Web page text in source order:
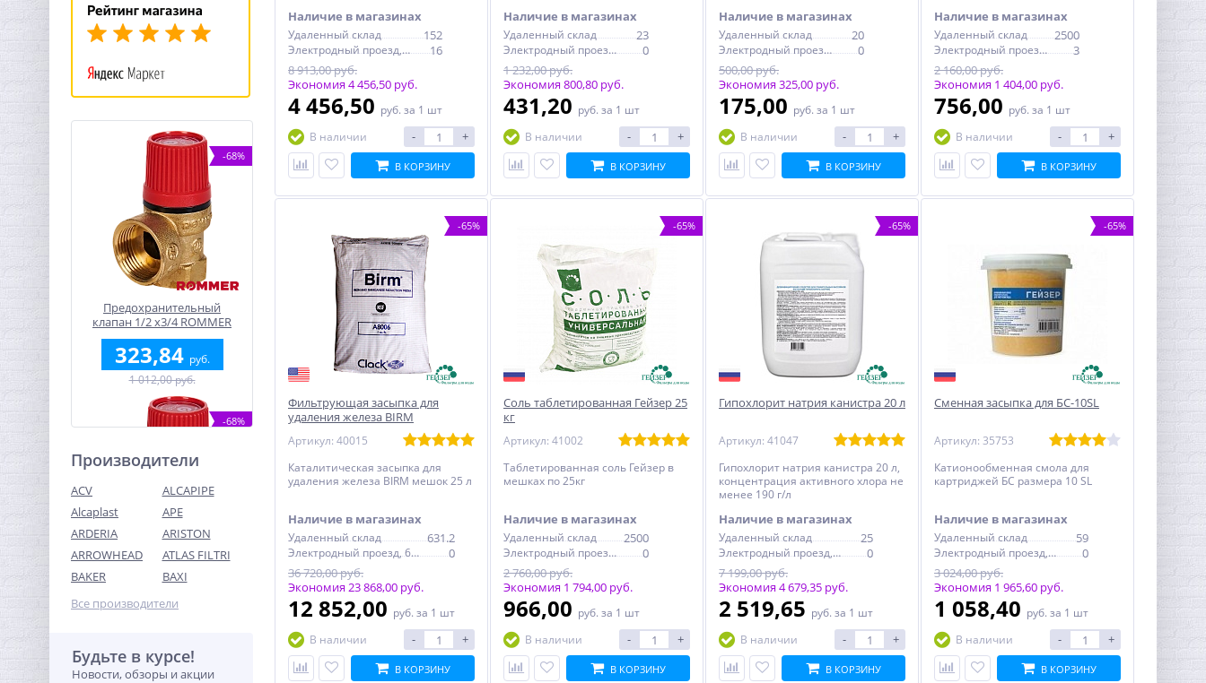
-68%
Предохранительный
клапан 1/2 x3/4 ROMMER
для отопления 2,5 бар
323,84 руб.
1 012,00 руб.
-68%
Клапан
предохранительный 1/2
x3/4х1/4 ROMMER для
635,20
Производители
ACV
ALCAPIPE
Alcaplast
APE
ARDERIA
ARISTON
ARROWHEAD
ATLAS FILTRI
BAKER
BAXI
Все производители
Будьте в курсе!
Новости, обзоры и акции
Наличие в магазинах
Удаленный склад 152
Электродный проезд, 6с1
16
8 913,00 руб.
Экономия 4 456,50 руб.
4 456,50 руб. за 1 шт
В наличии
- +
В КОРЗИНУ
Наличие в магазинах
Удаленный склад 23
Электродный проезд, 6с1
0
1 232,00 руб.
Экономия 800,80 руб.
431,20 руб. за 1 шт
В наличии
- +
В КОРЗИНУ
Наличие в магазинах
Удаленный склад 20
Электродный проезд, 6с1
0
500,00 руб.
Экономия 325,00 руб.
175,00 руб. за 1 шт
В наличии
- +
В КОРЗИНУ
Наличие в магазинах
Удаленный склад 2500
Электродный проезд, 6с1
3
2 160,00 руб.
Экономия 1 404,00 руб.
756,00 руб. за 1 шт
В наличии
- +
В КОРЗИНУ
-65%
Фильтрующая засыпка для
удаления железа BIRM
Артикул: 40015
Каталитическая засыпка для
удаления железа BIRM мешок 25 л
Наличие в магазинах
Удаленный склад 631.2
Электродный проезд, 6с1
0
36 720,00 руб.
Экономия 23 868,00 руб.
12 852,00 руб. за 1 шт
В наличии
- +
В КОРЗИНУ
-65%
Соль таблетированная Гейзер 25
кг
Артикул: 41002
Таблетированная соль Гейзер в
мешках по 25кг
Наличие в магазинах
Удаленный склад 2500
Электродный проезд, 6с1
0
2 760,00 руб.
Экономия 1 794,00 руб.
966,00 руб. за 1 шт
В наличии
- +
В КОРЗИНУ
-65%
Гипохлорит натрия канистра 20 л
Артикул: 41047
Гипохлорит натрия канистра 20 л,
концентрация активного хлора не
менее 190 г/л
Наличие в магазинах
Удаленный склад 25
Электродный проезд, 6с1
0
7 199,00 руб.
Экономия 4 679,35 руб.
2 519,65 руб. за 1 шт
В наличии
- +
В КОРЗИНУ
-65%
Сменная засыпка для БС-10SL
Артикул: 35753
Катионообменная смола для
картриджей БС размера 10 SL
Наличие в магазинах
Удаленный склад 59
Электродный проезд, 6с1
0
3 024,00 руб.
Экономия 1 965,60 руб.
1 058,40 руб. за 1 шт
В наличии
- +
В КОРЗИНУ